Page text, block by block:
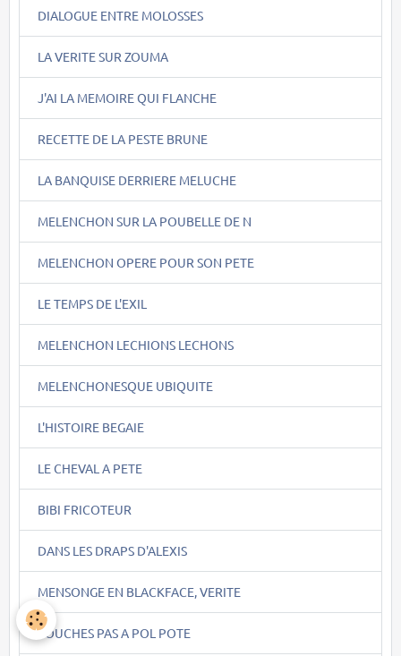
DIALOGUE ENTRE MOLOSSES
LA VERITE SUR ZOUMA
J'AI LA MEMOIRE QUI FLANCHE
RECETTE DE LA PESTE BRUNE
LA BANQUISE DERRIERE MELUCHE
MELENCHON SUR LA POUBELLE DE N
MELENCHON OPERE POUR SON PETE
LE TEMPS DE L'EXIL
MELENCHON LECHIONS LECHONS
MELENCHONESQUE UBIQUITE
L'HISTOIRE BEGAIE
LE CHEVAL A PETE
BIBI FRICOTEUR
DANS LES DRAPS D'ALEXIS
MENSONGE EN BLACKFACE, VERITE
TOUCHES PAS A POL POTE